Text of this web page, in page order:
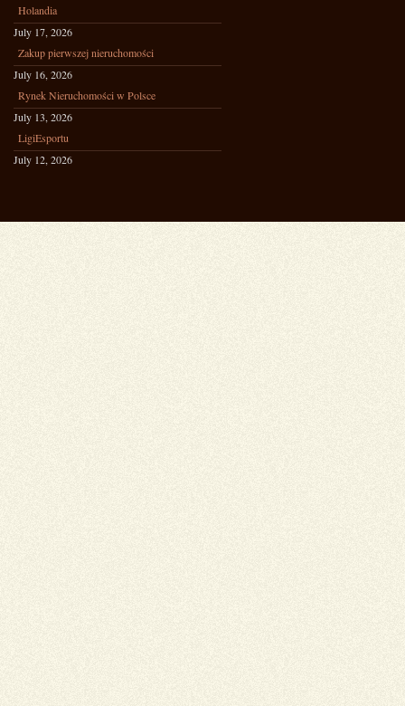
Holandia
July 17, 2026
Zakup pierwszej nieruchomości
July 16, 2026
Rynek Nieruchomości w Polsce
July 13, 2026
LigiEsportu
July 12, 2026